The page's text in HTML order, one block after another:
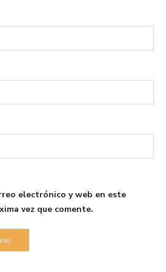
electrónico y web en este
vez que comente.